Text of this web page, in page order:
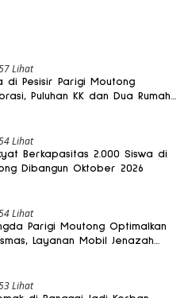
Lihat
di Pesisir Parigi Moutong
Puluhan KK dan Dua Rumah
Lihat
Berkapasitas 2.000 Siswa di
Dibangun Oktober 2026
Lihat
Parigi Moutong Optimalkan
Layanan Mobil Jenazah
Lihat